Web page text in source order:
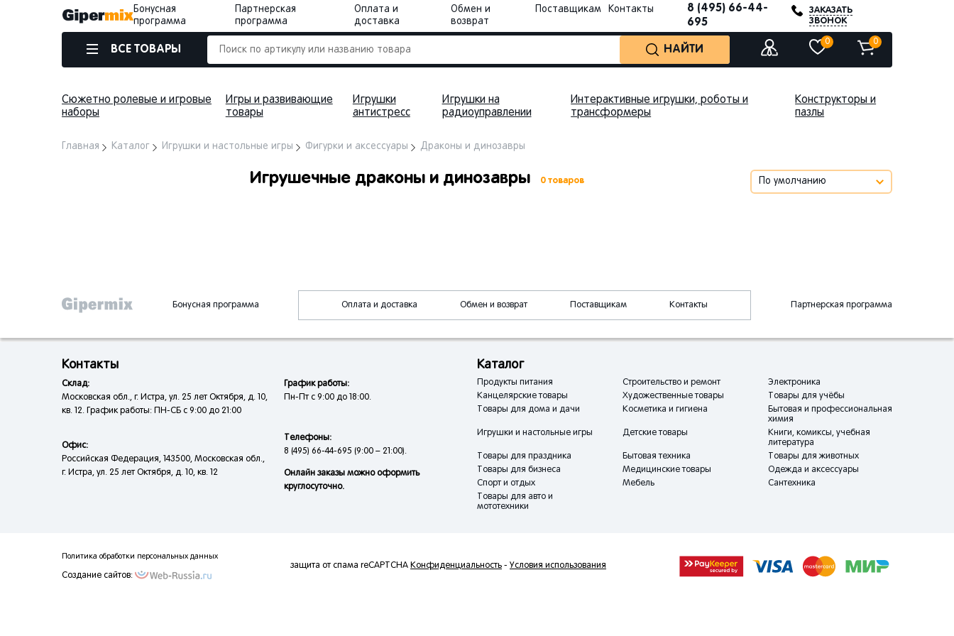
Бонусная
программа
Партнерская
программа
Оплата и
доставка
Обмен и
возврат
Поставщикам Контакты
8 (495) 66-44-
695
ЗАКАЗАТЬ
ЗВОНОК
ВСЕ ТОВАРЫ НАЙТИ
0 0
Сюжетно ролевые и игровые
наборы
Игры и развивающие
товары
Игрушки
антистресс
Игрушки на
радиоуправлении
Интерактивные игрушки, роботы и
трансформеры
Конструкторы и
пазлы
Главная Каталог Игрушки и настольные игры Фигурки и аксессуары Драконы и динозавры
Игрушечные драконы и динозавры 0 товаров
Бонусная программа Оплата и доставка Обмен и возврат Поставщикам Контакты Партнерская программа
Контакты
Склад:
Московская обл., г. Истра, ул. 25 лет Октября, д. 10,
кв. 12. График работы: ПН-СБ с 9:00 до 21:00
Офис:
Российская Федерация, 143500, Московская обл.,
г. Истра, ул. 25 лет Октября, д. 10, кв. 12
График работы:
Пн-Пт с 9:00 до 18:00.
Телефоны:
8 (495) 66-44-695 (9:00 – 21:00).
Онлайн заказы можно оформить
круглосуточно.
Каталог
Продукты питания Строительство и ремонт
Электроника
Канцелярские товары
Художественные товары
Товары для учёбы
Товары для дома и дачи
Косметика и гигиена
Бытовая и профессиональная
химия
Игрушки и настольные игры
Детские товары
Книги, комиксы, учебная
литература
Товары для праздника
Бытовая техника
Товары для животных
Товары для бизнеса
Медицинские товары
Одежда и аксессуары
Спорт и отдых
Мебель
Сантехника
Товары для авто и
мототехники
Политика обработки персональных данных
Создание сайтов:
защита от спама reCAPTCHA Конфиденциальность - Условия использования